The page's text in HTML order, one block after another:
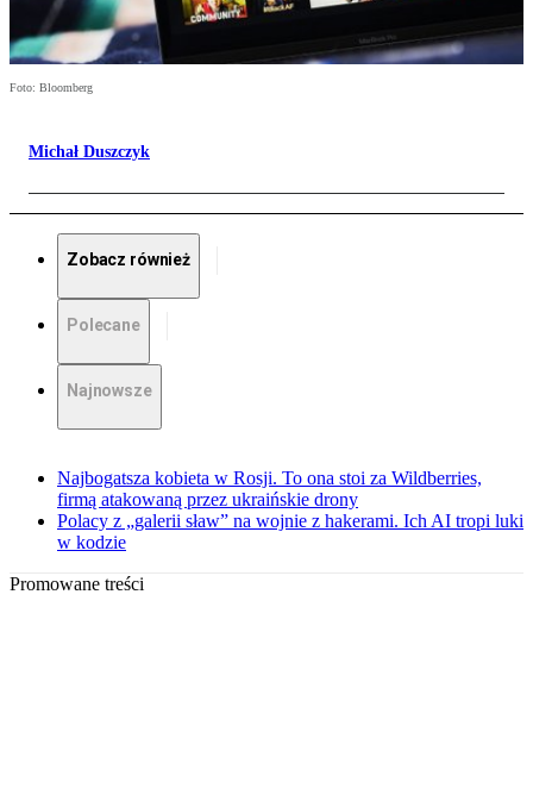
Foto: Bloomberg
Michał Duszczyk
Zobacz również
Polecane
Najnowsze
Najbogatsza kobieta w Rosji. To ona stoi za Wildberries,
firmą atakowaną przez ukraińskie drony
Polacy z „galerii sław” na wojnie z hakerami. Ich AI tropi luki
w kodzie
Promowane treści